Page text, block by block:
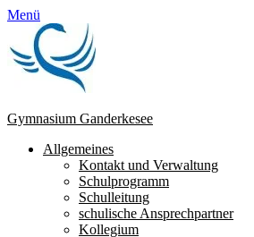
Menü
Gymnasium Ganderkesee
Erstes
Zum
Allgemeines
Kontakt und Verwaltung
Schulprogramm
Schulleitung
schulische Ansprechpartner
Kollegium